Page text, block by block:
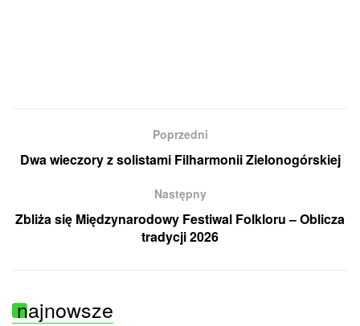
Poprzedni
Dwa wieczory z solistami Filharmonii Zielonogórskiej
Następny
Zbliża się Międzynarodowy Festiwal Folkloru – Oblicza
tradycji 2026
najnowsze